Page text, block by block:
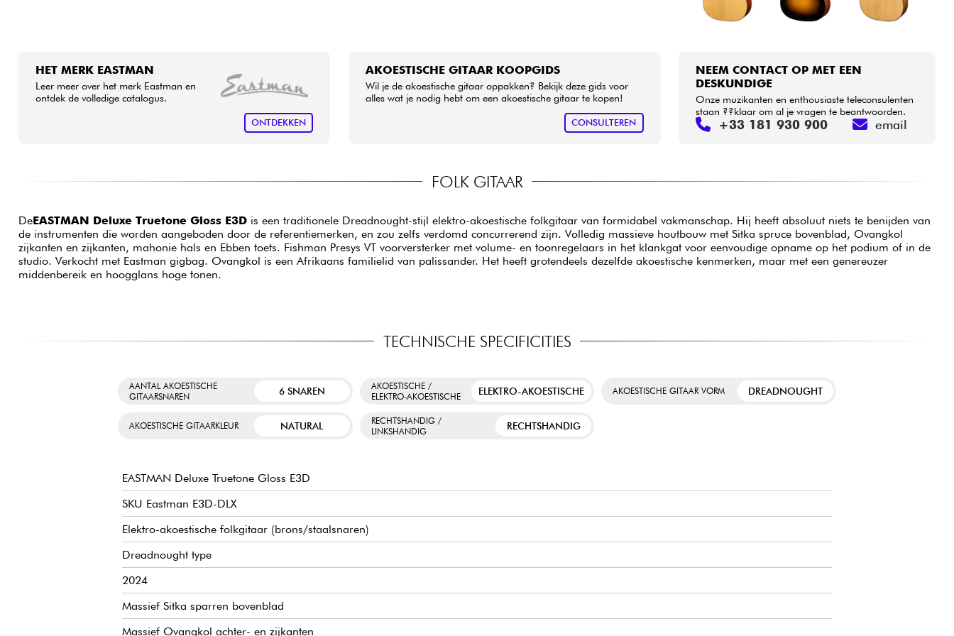
HET MERK EASTMAN
Leer meer over het merk Eastman en
ontdek de volledige catalogus.
ONTDEKKEN
AKOESTISCHE GITAAR KOOPGIDS
Wil je de akoestische gitaar oppakken? Bekijk deze gids voor
alles wat je nodig hebt om een akoestische gitaar te kopen!
CONSULTEREN
NEEM CONTACT OP MET EEN
DESKUNDIGE
Onze muzikanten en enthousiaste teleconsulenten
staan ??klaar om al je vragen te beantwoorden.
+33 181 930 900 email
FOLK GITAAR
DeEASTMAN Deluxe Truetone Gloss E3Dis een traditionele Dreadnought-stijl elektro-akoestische folkgitaar van formidabel vakmanschap. Hij heeft absoluut niets te benijden van
de instrumenten die worden aangeboden door de referentiemerken, en zou zelfs verdomd concurrerend zijn. Volledig massieve houtbouw met Sitka spruce bovenblad, Ovangkol
zijkanten en zijkanten, mahonie hals en Ebben toets. Fishman Presys VT voorversterker met volume- en toonregelaars in het klankgat voor eenvoudige opname op het podium of in de
studio. Verkocht met Eastman gigbag. Ovangkol is een Afrikaans familielid van palissander. Het heeft grotendeels dezelfde akoestische kenmerken, maar met een genereuzer
middenbereik en hoogglans hoge tonen.
TECHNISCHE SPECIFICITIES
AANTAL AKOESTISCHE
GITAARSNAREN
6 SNAREN
AKOESTISCHE /
ELEKTRO-AKOESTISCHE
ELEKTRO-AKOESTISCHE AKOESTISCHE GITAAR VORM DREADNOUGHT
AKOESTISCHE GITAARKLEUR NATURAL
RECHTSHANDIG /
LINKSHANDIG
RECHTSHANDIG
EASTMAN Deluxe Truetone Gloss E3D
SKU Eastman E3D-DLX
Elektro-akoestische folkgitaar (brons/staalsnaren)
Dreadnought type
2024
Massief Sitka sparren bovenblad
Massief Ovangkol achter- en zijkanten